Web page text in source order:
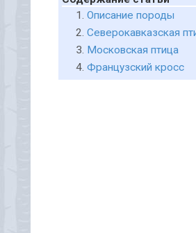
Описание породы
Северокавказская
Московская птица
Французский кросс